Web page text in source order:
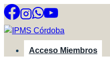
Saltar
al
contenido
Acceso Miembros